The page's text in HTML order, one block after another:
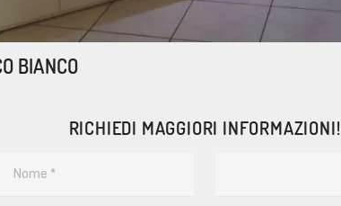
BIANCO
RICHIEDI MAGGIORI INFORMAZIONI!